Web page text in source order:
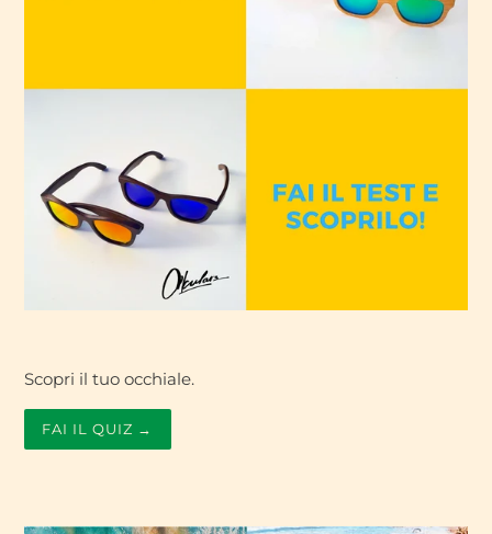
Scopri il tuo occhiale.
FAI IL QUIZ →